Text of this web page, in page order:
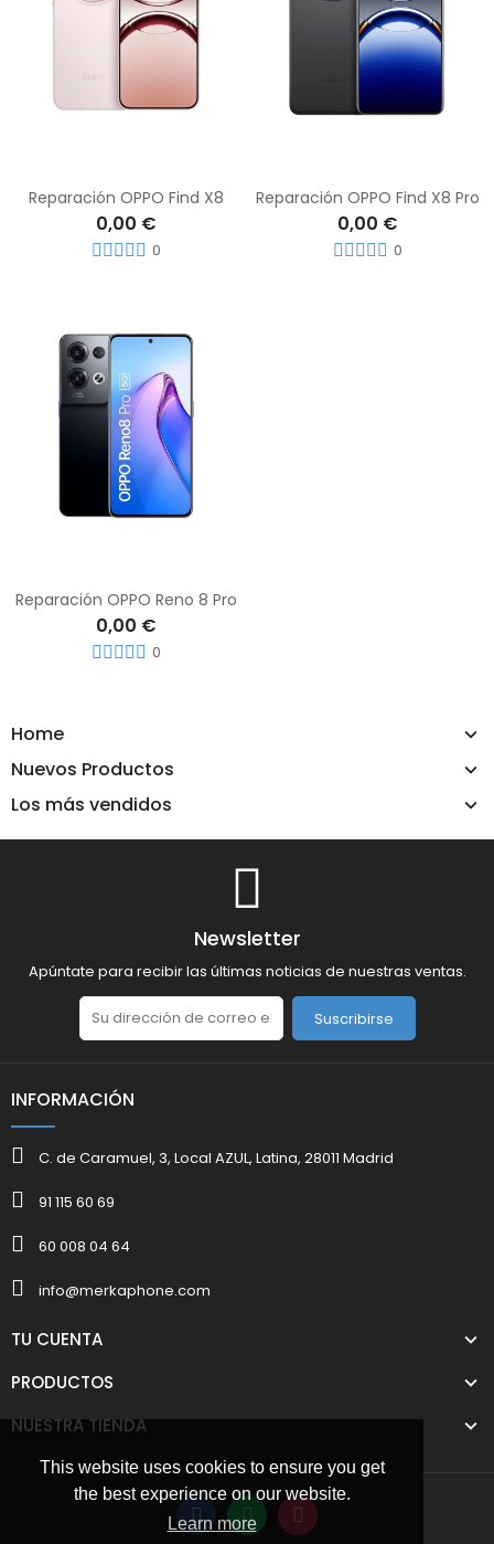
This website uses cookies to ensure you get
the best experience on our website.
Learn more
Home
Nuevos Productos
Los más vendidos
Reparación OPPO Find X8
0,00 €
0
Reparación OPPO Find X8 Pro
0,00 €
0
Reparación OPPO Reno 8 Pro
0,00 €
0
Newsletter
Apúntate para recibir las últimas noticias de nuestras ventas.
Suscribirse
INFORMACIÓN
C. de Caramuel, 3, Local AZUL, Latina, 28011 Madrid
91 115 60 69
60 008 04 64
info@merkaphone.com
TU CUENTA
PRODUCTOS
NUESTRA TIENDA